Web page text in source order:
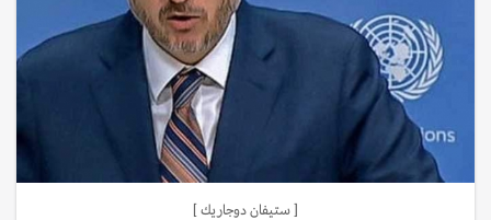
[ ستيفان دوجاريك ]